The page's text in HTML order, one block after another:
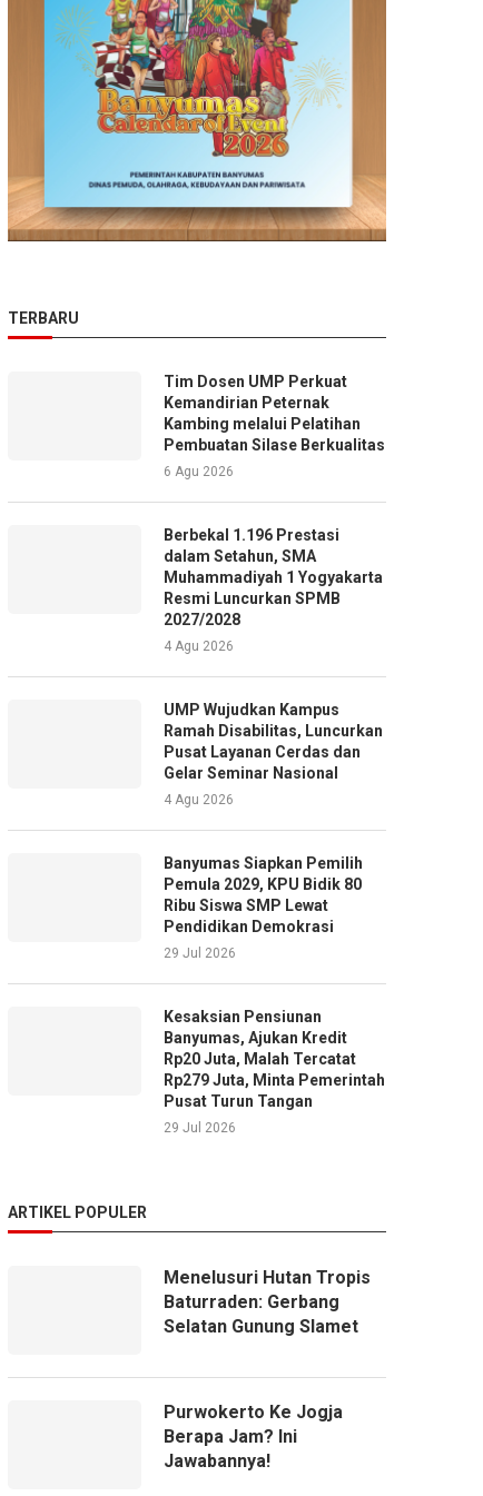
TERBARU
Tim Dosen UMP Perkuat
Kemandirian Peternak
Kambing melalui Pelatihan
Pembuatan Silase Berkualitas
6 Agu 2026
Berbekal 1.196 Prestasi
dalam Setahun, SMA
Muhammadiyah 1 Yogyakarta
Resmi Luncurkan SPMB
2027/2028
4 Agu 2026
UMP Wujudkan Kampus
Ramah Disabilitas, Luncurkan
Pusat Layanan Cerdas dan
Gelar Seminar Nasional
4 Agu 2026
Banyumas Siapkan Pemilih
Pemula 2029, KPU Bidik 80
Ribu Siswa SMP Lewat
Pendidikan Demokrasi
29 Jul 2026
Kesaksian Pensiunan
Banyumas, Ajukan Kredit
Rp20 Juta, Malah Tercatat
Rp279 Juta, Minta Pemerintah
Pusat Turun Tangan
29 Jul 2026
ARTIKEL POPULER
Menelusuri Hutan Tropis
Baturraden: Gerbang
Selatan Gunung Slamet
Purwokerto Ke Jogja
Berapa Jam? Ini
Jawabannya!